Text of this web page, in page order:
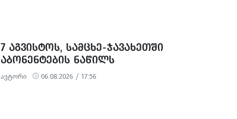
7 ᲐᲒᲕᲘᲡᲢᲝᲡ, ᲡᲐᲛᲪᲮᲔ-ᲯᲐᲕᲐᲮᲔᲗᲨᲘ
ᲐᲑᲝᲜᲔᲜᲢᲔᲑᲘᲡ ᲜᲐᲬᲘᲚᲡ
ᲔᲚᲔᲥᲢᲠᲝᲔᲜᲔᲠᲒᲘᲘᲡ ᲛᲘᲬᲝᲓᲔᲑᲐ
ᲨᲔᲔᲖᲦᲣᲓᲔᲑᲐ
ავტორი 06.08.2026 / 17:56